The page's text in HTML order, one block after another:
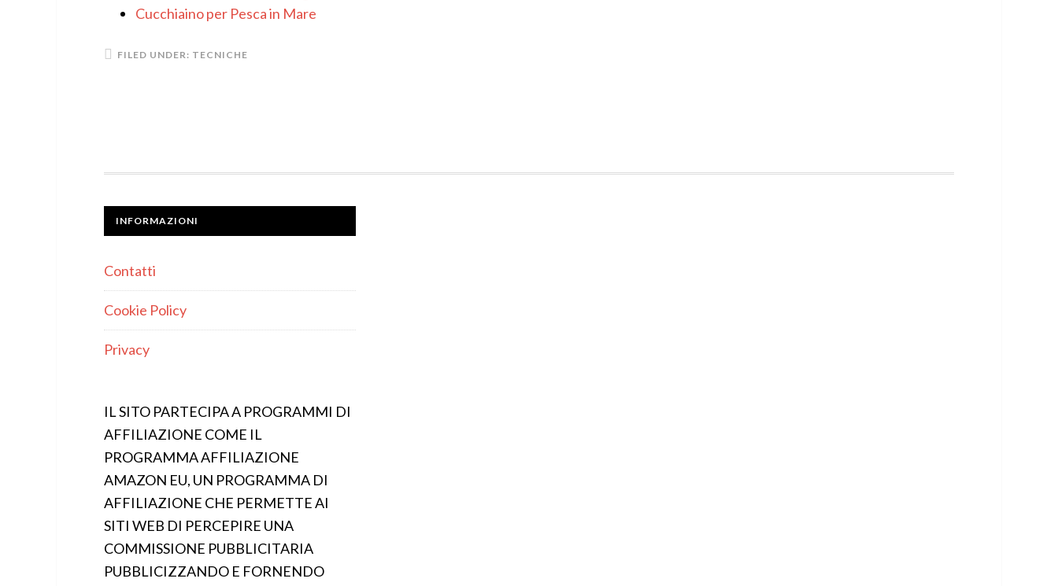
Cucchiaino per Pesca in Mare
FILED UNDER: TECNICHE
INFORMAZIONI
Contatti
Cookie Policy
Privacy
IL SITO PARTECIPA A PROGRAMMI DI
AFFILIAZIONE COME IL
PROGRAMMA AFFILIAZIONE
AMAZON EU, UN PROGRAMMA DI
AFFILIAZIONE CHE PERMETTE AI
SITI WEB DI PERCEPIRE UNA
COMMISSIONE PUBBLICITARIA
PUBBLICIZZANDO E FORNENDO